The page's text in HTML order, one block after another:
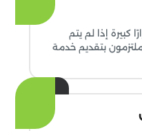
كبيرة إذا لم يتم
بتقديم خدمة